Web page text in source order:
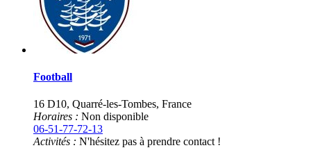
Football
16 D10, Quarré-les-Tombes, France
Horaires : Non disponible
06-51-77-72-13
Activités : N'hésitez pas à prendre contact !